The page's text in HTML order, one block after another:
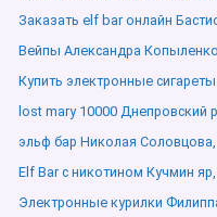
Заказать elf bar онлайн
Вейпы Александра
Купить электронные
lost mary 10000 Днепровский
эльф бар Николая
Elf Bar с никотином Кучмин
Электронные курилки